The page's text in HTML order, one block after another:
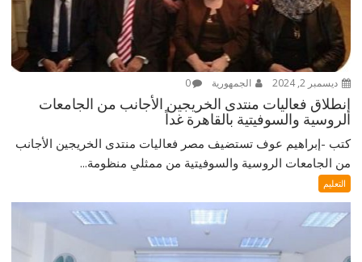
ديسمبر 2, 2024 الجمهورية 0
إنطلاق فعاليات منتدى الخريجين الأجانب من الجامعات
الروسية والسوفيتية بالقاهرة غداً
كتب -إبراهيم عوف تستضيف مصر فعاليات منتدى الخريجين الأجانب
من الجامعات الروسية والسوفيتية من ممثلي منظومة...
التعليم